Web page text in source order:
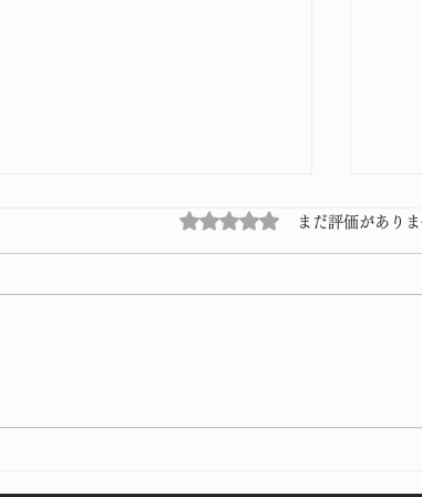
5つ星のうち0と評価されて
まだ評価があり